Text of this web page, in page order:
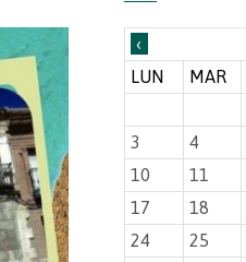
‹
LUN
MAR
3
4
10
11
17
18
24
25